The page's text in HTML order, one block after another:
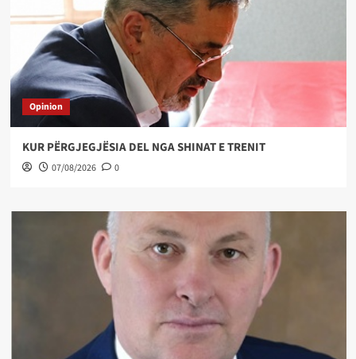
Opinion
KUR PËRGJEGJËSIA DEL NGA SHINAT E TRENIT
07/08/2026 0